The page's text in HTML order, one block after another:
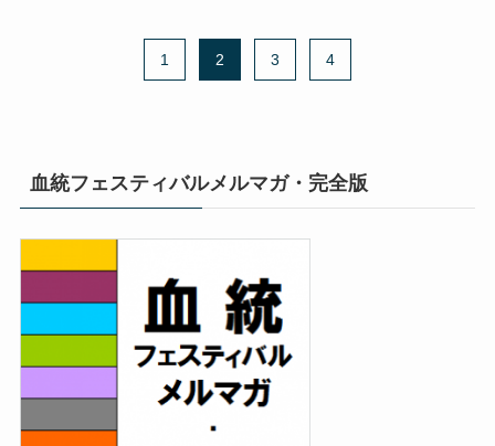
1 2 3 4
血統フェスティバルメルマガ・完全版